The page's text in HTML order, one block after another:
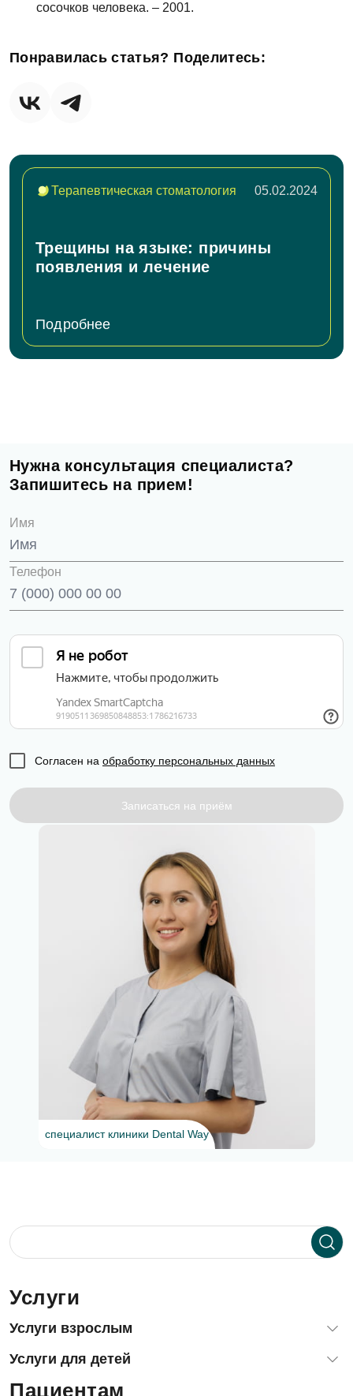
сосочков человека. – 2001.
Понравилась статья? Поделитесь:
Терапевтическая стоматология 05.02.2024
Трещины на языке: причины
появления и лечение
Подробнее
Нужна консультация специалиста?
Запишитесь на прием!
Имя
Телефон
Согласен на обработку персональных данных
Записаться на приём
специалист клиники Dental Way
Услуги
Услуги взрослым
Терапевтическая стоматология (лечение зубов)
Хирургия, удаление зубов
Услуги для детей
Лечение зубов детям и подросткам
Пациентам